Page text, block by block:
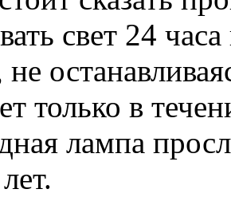
свет 24
не
только в
лампа